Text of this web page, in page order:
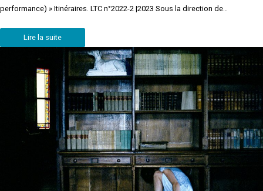
performance) » Itinéraires. LTC n°2022-2 |2023 Sous la direction de…
Lire la suite